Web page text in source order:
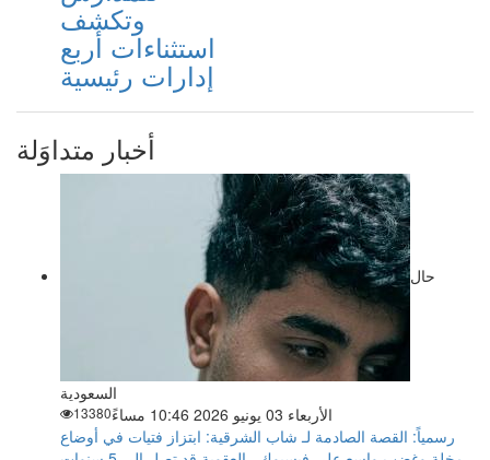
وتكشف
استثناءات أربع
إدارات رئيسية
أخبار متداوَلة
حال
السعودية
الأربعاء 03 يونيو 2026 10:46 مساءً
13380
رسمياً: القصة الصادمة لـ شاب الشرقية: ابتزاز فتيات في أوضاع